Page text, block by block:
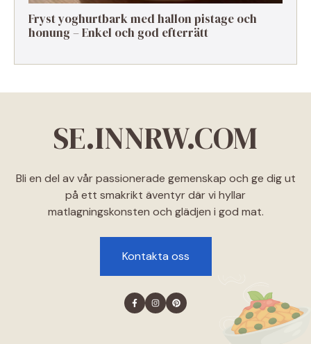
Fryst yoghurtbark med hallon pistage och
honung – Enkel och god efterrätt
SE.INNRW.COM
Bli en del av vår passionerade gemenskap och ge dig ut
på ett smakrikt äventyr där vi hyllar
matlagningskonsten och glädjen i god mat.
Kontakta oss